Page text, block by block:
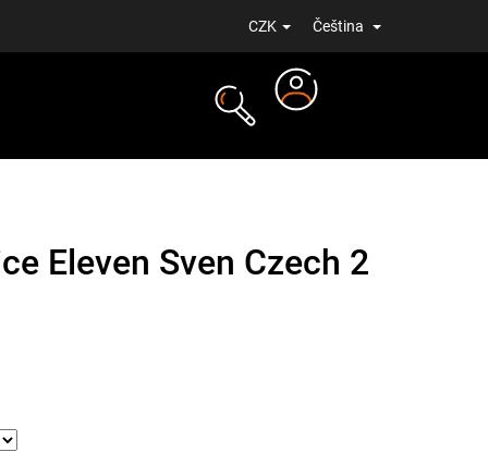
CZK Čeština
Eleven Sven Czech 2